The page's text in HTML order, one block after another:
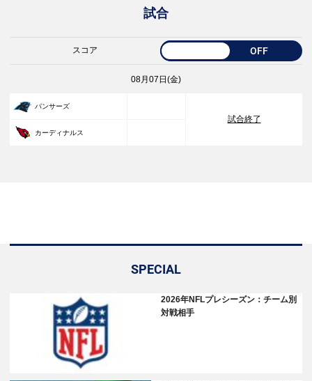
試合
スコア OFF
08月07日(金)
パンサーズ
試合終了
カーディナルス
SPECIAL
2026年NFLプレシーズン：チーム別
対戦相手